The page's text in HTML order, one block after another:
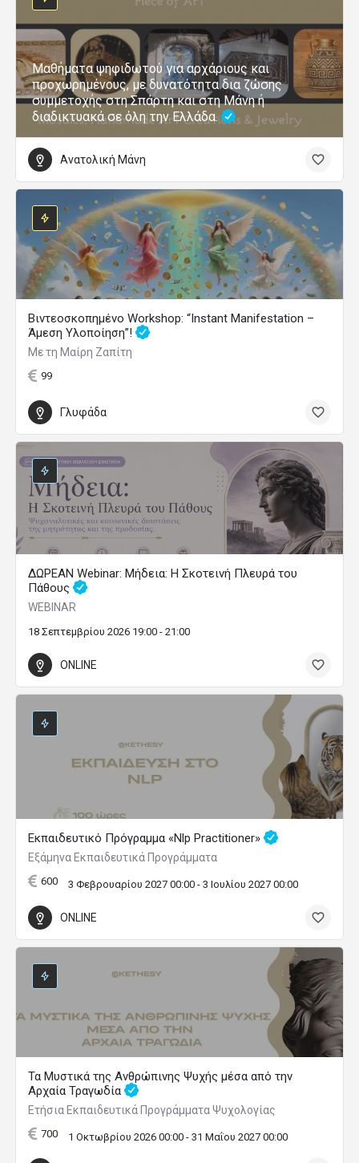
Μαθήματα ψηφιδωτού για αρχάριους και
προχωρημένους, με δυνατότητα δια ζώσης
συμμετοχής στη Σπάρτη και στη Μάνη ή
διαδικτυακά σε όλη την Ελλάδα.
Ανατολική Μάνη
Βιντεοσκοπημένο Workshop: “Instant Manifestation –
Άμεση Υλοποίηση”!
Με τη Μαίρη Ζαπίτη
99
Γλυφάδα
ΔΩΡΕΑΝ Webinar: Μήδεια: Η Σκοτεινή Πλευρά του
Πάθους
WEBINAR
18 Σεπτεμβρίου 2026 19:00 - 21:00
ONLINE
Εκπαιδευτικό Πρόγραμμα «Nlp Practitioner»
Εξάμηνα Εκπαιδευτικά Προγράμματα
600 3 Φεβρουαρίου 2027 00:00 - 3 Ιουλίου 2027 00:00
ONLINE
Τα Μυστικά της Ανθρώπινης Ψυχής μέσα από την
Αρχαία Τραγωδία
Ετήσια Εκπαιδευτικά Προγράμματα Ψυχολογίας
700 1 Οκτωβρίου 2026 00:00 - 31 Μαΐου 2027 00:00